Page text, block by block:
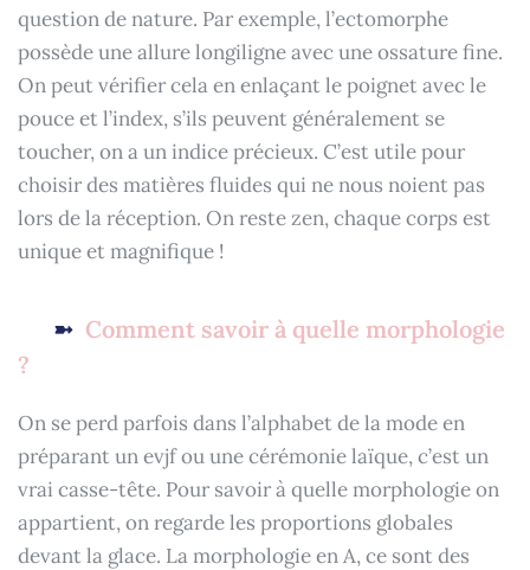
question de nature. Par exemple, l’ectomorphe
possède une allure longiligne avec une ossature fine.
On peut vérifier cela en enlaçant le poignet avec le
pouce et l’index, s’ils peuvent généralement se
toucher, on a un indice précieux. C’est utile pour
choisir des matières fluides qui ne nous noient pas
lors de la réception. On reste zen, chaque corps est
unique et magnifique !
Comment savoir à quelle morphologie
?
On se perd parfois dans l’alphabet de la mode en
préparant un evjf ou une cérémonie laïque, c’est un
vrai casse-tête. Pour savoir à quelle morphologie on
appartient, on regarde les proportions globales
devant la glace. La morphologie en A, ce sont des